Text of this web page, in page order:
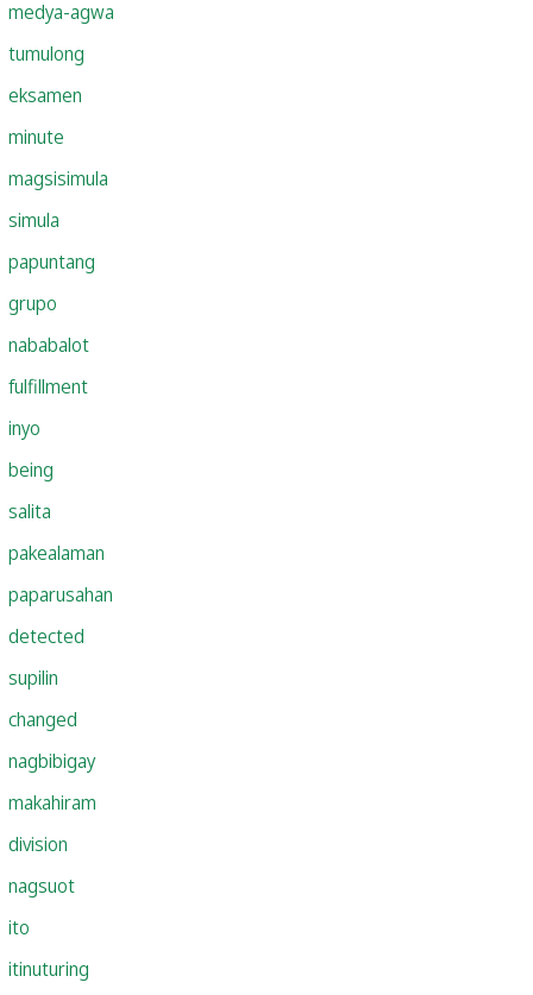
medya-agwa
tumulong
eksamen
minute
magsisimula
simula
papuntang
grupo
nababalot
fulfillment
inyo
being
salita
pakealaman
paparusahan
detected
supilin
changed
nagbibigay
makahiram
division
nagsuot
ito
itinuturing